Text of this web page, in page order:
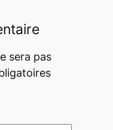
sera pas